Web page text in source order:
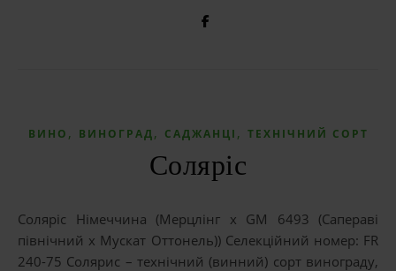
ВИНО , ВИНОГРАД, САДЖАНЦІ , ТЕХНІЧНИЙ СОРТ
Соляріс
Соляріс Німеччина (Мерцлінг x GM 6493 (Сапераві
північний x Мускат Оттонель)) Селекційний номер: FR
240-75 Солярис – технічний (винний) сорт винограду,